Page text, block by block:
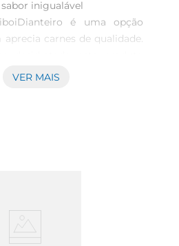
inigualável
é uma opção
carnes de qualidade.
característico da carne
Beef não é exceção. A carne
VER MAIS